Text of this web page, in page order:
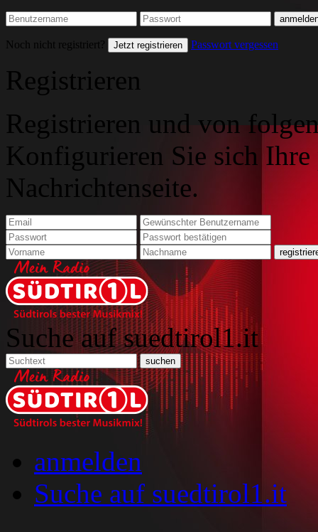
Noch nicht registriert? Jetzt registrieren Passwort vergessen
Registrieren
Registrieren und von
Konfigurieren Sie sich
Nachrichtenseite.
Suche auf suedtirol1.it
anmelden
Suche auf suedtirol1.it